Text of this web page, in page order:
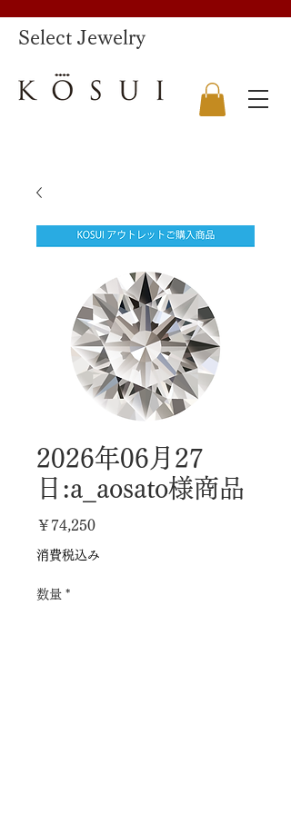
​Select Jewelry
2026年06月27
日:a_aosato様商品
￥74,250価
格
消費税込み
数量 *